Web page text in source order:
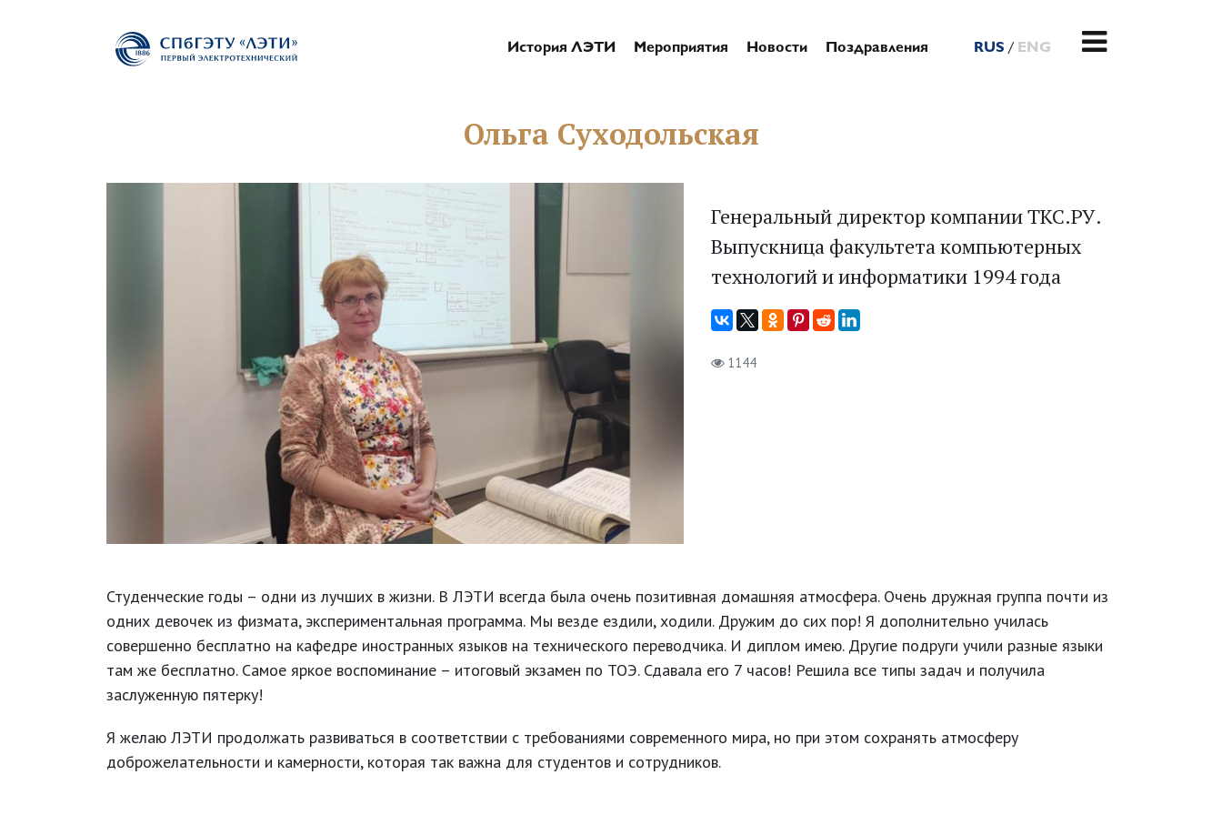
История ЛЭТИ Мероприятия Новости Поздравления RUS / ENG
Ольга Суходольская
Генеральный директор компании ТКС.РУ.
Выпускница факультета компьютерных
технологий и информатики 1994 года
1144
Студенческие годы – одни из лучших в жизни. В ЛЭТИ всегда была очень позитивная домашняя атмосфера. Очень дружная группа почти из
одних девочек из физмата, экспериментальная программа. Мы везде ездили, ходили. Дружим до сих пор! Я дополнительно училась
совершенно бесплатно на кафедре иностранных языков на технического переводчика. И диплом имею. Другие подруги учили разные языки
там же бесплатно. Самое яркое воспоминание – итоговый экзамен по ТОЭ. Сдавала его 7 часов! Решила все типы задач и получила
заслуженную пятерку!
Я желаю ЛЭТИ продолжать развиваться в соответствии с требованиями современного мира, но при этом сохранять атмосферу
доброжелательности и камерности, которая так важна для студентов и сотрудников.